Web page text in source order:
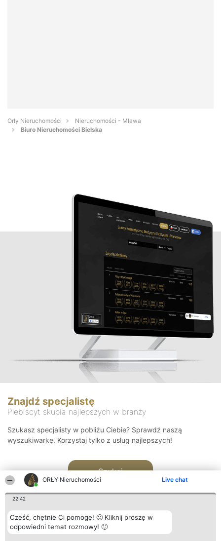
ORŁY Nieruchomości Live chat
22:42
Cześć, chętnie Ci pomogę! 🙂 Kliknij proszę w
odpowiedni temat rozmowy! 🙂
Orły Nieruchomości
Nieruchomości - Mława
Biuro Nieruchomości Bielska
Znajdź specjalistę
Plebiscyt skupia najlepszych w branży
Szukasz specjalisty w pobliżu Ciebie? Sprawdź naszą
wyszukiwarkę. Korzystaj tylko z usług najlepszych!
Szukaj